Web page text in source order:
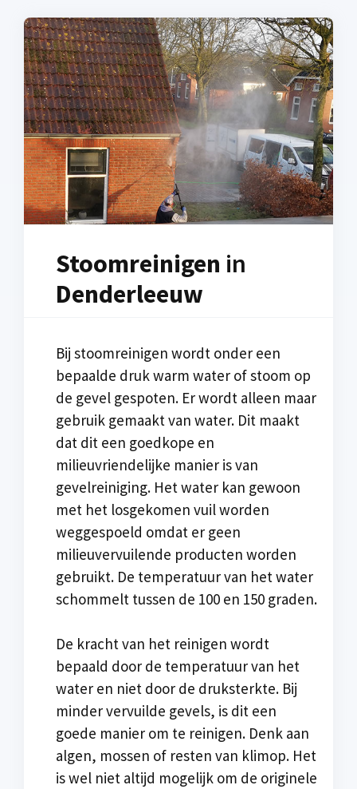
Stoomreinigen in
Denderleeuw
Bij stoomreinigen wordt onder een
bepaalde druk warm water of stoom op
de gevel gespoten. Er wordt alleen maar
gebruik gemaakt van water. Dit maakt
dat dit een goedkope en
milieuvriendelijke manier is van
gevelreiniging. Het water kan gewoon
met het losgekomen vuil worden
weggespoeld omdat er geen
milieuvervuilende producten worden
gebruikt. De temperatuur van het water
schommelt tussen de 100 en 150 graden.
De kracht van het reinigen wordt
bepaald door de temperatuur van het
water en niet door de druksterkte. Bij
minder vervuilde gevels, is dit een
goede manier om te reinigen. Denk aan
algen, mossen of resten van klimop. Het
is wel niet altijd mogelijk om de originele